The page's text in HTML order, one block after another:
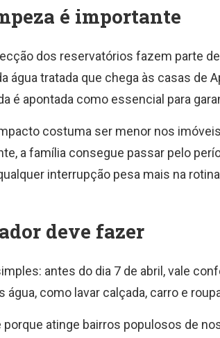
é importante
dos reservatórios fazem parte
água tratada que chega às casas de
é apontada como essencial para
costuma ser menor nos
a família consegue passar pelo
interrupção pesa mais na
deve fazer
antes do dia 7 de abril, vale
como lavar calçada, carro e
porque atinge bairros populosos de